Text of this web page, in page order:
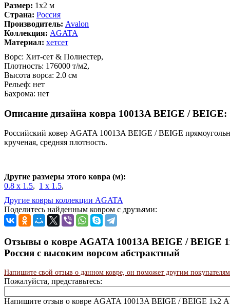
Размер: 1x2 м
Страна: Россия
Производитель: Avalon
Коллекция: AGATA
Материал: хетсет
Ворс: Хит-сет & Полиестер,
Плотность: 176000 т/м2,
Высота ворса: 2.0 см
Рельеф: нет
Бахрома: нет
Описание дизайна ковра 10013A BEIGE / BEIGE:
Российский ковер AGATA 10013A BEIGE / BEIGE
крученая, средняя плотность.
Другие размеры этого ковра (м):
0.8 x 1.5, 1 x 1.5,
Другие ковры коллекции AGATA
Поделитесь найденным ковром с друзьями:
Отзывы о ковре AGATA 10013A BEIGE / BEIGE
Россия c высоким ворсом абстрактный
Напишите свой отзыв о данном ковре, он поможет другим
Пожалуйста, представьтесь:
Напишите отзыв о ковре AGATA 10013A BEIGE / BEIGE 1x2